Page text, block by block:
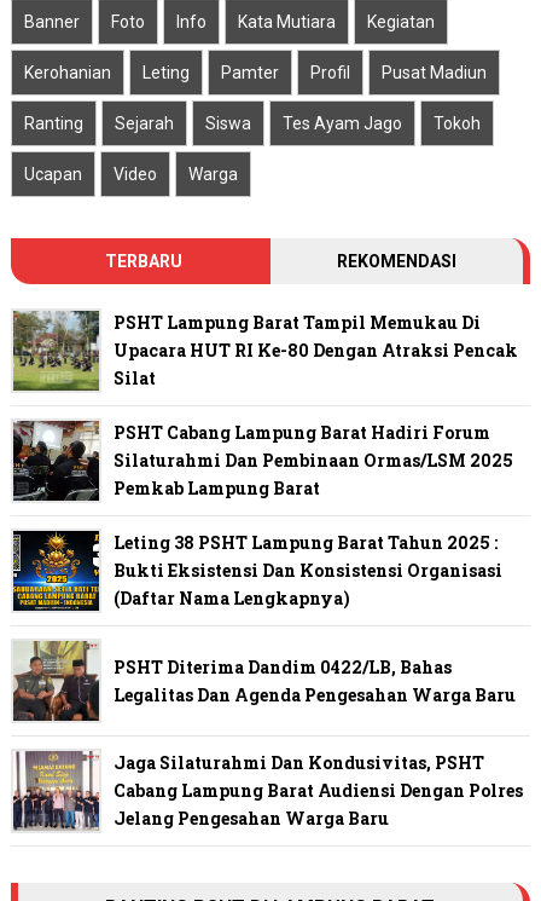
Banner Foto Info Kata Mutiara Kegiatan
Kerohanian Leting Pamter Profil Pusat Madiun
Ranting Sejarah Siswa Tes Ayam Jago Tokoh
Ucapan Video Warga
TERBARU REKOMENDASI
PSHT Lampung Barat Tampil Memukau Di
Upacara HUT RI Ke-80 Dengan Atraksi Pencak
Silat
PSHT Cabang Lampung Barat Hadiri Forum
Silaturahmi Dan Pembinaan Ormas/LSM 2025
Pemkab Lampung Barat
Leting 38 PSHT Lampung Barat Tahun 2025 :
Bukti Eksistensi Dan Konsistensi Organisasi
(Daftar Nama Lengkapnya)
PSHT Diterima Dandim 0422/LB, Bahas
Legalitas Dan Agenda Pengesahan Warga Baru
Jaga Silaturahmi Dan Kondusivitas, PSHT
Cabang Lampung Barat Audiensi Dengan Polres
Jelang Pengesahan Warga Baru